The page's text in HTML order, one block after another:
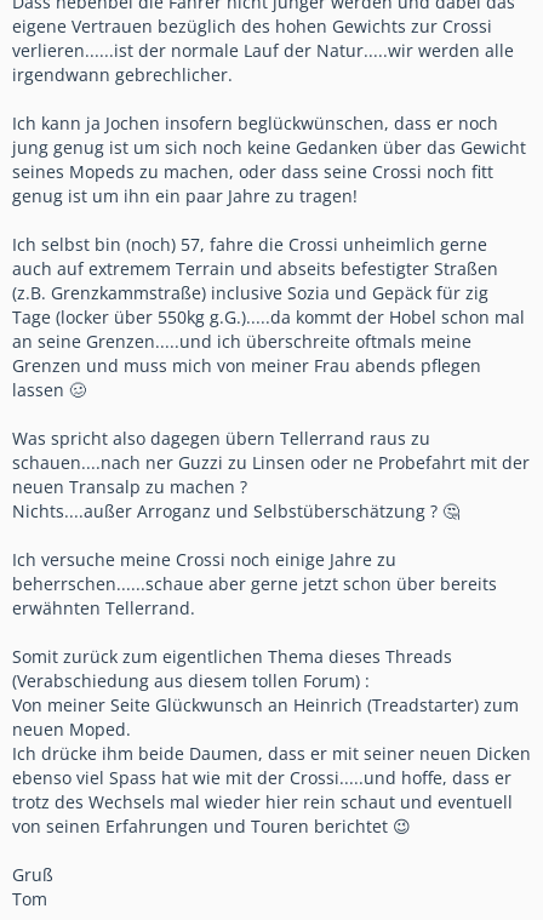
eigene Vertrauen bezüglich des hohen Gewichts zur Crossi
verlieren......ist der normale Lauf der Natur.....wir werden alle
irgendwann gebrechlicher.
Ich kann ja Jochen insofern beglückwünschen, dass er noch
jung genug ist um sich noch keine Gedanken über das Gewicht
seines Mopeds zu machen, oder dass seine Crossi noch fitt
genug ist um ihn ein paar Jahre zu tragen!
Ich selbst bin (noch) 57, fahre die Crossi unheimlich gerne
auch auf extremem Terrain und abseits befestigter Straßen
(z.B. Grenzkammstraße) inclusive Sozia und Gepäck für zig
Tage (locker über 550kg g.G.).....da kommt der Hobel schon mal
an seine Grenzen.....und ich überschreite oftmals meine
Grenzen und muss mich von meiner Frau abends pflegen
lassen 🥴
Was spricht also dagegen übern Tellerrand raus zu
schauen....nach ner Guzzi zu Linsen oder ne Probefahrt mit der
neuen Transalp zu machen ?
Nichts....außer Arroganz und Selbstüberschätzung ? 🤔
Ich versuche meine Crossi noch einige Jahre zu
beherrschen......schaue aber gerne jetzt schon über bereits
erwähnten Tellerrand.
Somit zurück zum eigentlichen Thema dieses Threads
(Verabschiedung aus diesem tollen Forum) :
Von meiner Seite Glückwunsch an Heinrich (Treadstarter) zum
neuen Moped.
Ich drücke ihm beide Daumen, dass er mit seiner neuen Dicken
ebenso viel Spass hat wie mit der Crossi.....und hoffe, dass er
trotz des Wechsels mal wieder hier rein schaut und eventuell
von seinen Erfahrungen und Touren berichtet 😉
Gruß
Tom